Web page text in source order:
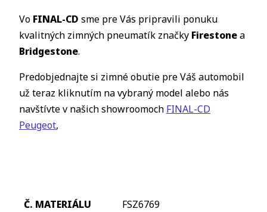
Vo FINAL-CD sme pre Vás pripravili ponuku
kvalitných zimných pneumatík značky Firestonea
Bridgestone.
Predobjednajte si zimné obutie pre Váš automobil
už teraz kliknutím na vybraný model alebo nás
navštívte v našich showroomoch FINAL-CD
Peugeot,
FSZ6769